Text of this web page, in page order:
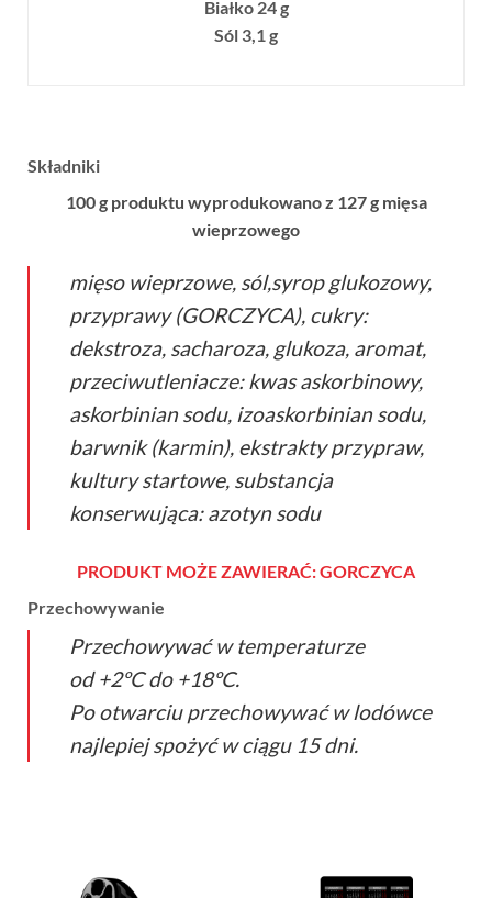
Białko 24 g
Sól 3,1 g
Składniki
100 g produktu wyprodukowano z 127 g mięsa
wieprzowego
mięso wieprzowe, sól,syrop glukozowy,
przyprawy (GORCZYCA), cukry:
dekstroza, sacharoza, glukoza, aromat,
przeciwutleniacze: kwas askorbinowy,
askorbinian sodu, izoaskorbinian sodu,
barwnik (karmin), ekstrakty przypraw,
kultury startowe, substancja
konserwująca: azotyn sodu
PRODUKT MOŻE ZAWIERAĆ: GORCZYCA
Przechowywanie
Przechowywać w temperaturze
od +2ºC do +18ºC.
Po otwarciu przechowywać w lodówce
najlepiej spożyć w ciągu 15 dni.